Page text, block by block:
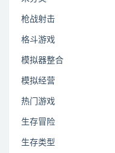
枪战射击
格斗游戏
模拟器整合
模拟经营
热门游戏
生存冒险
生存类型